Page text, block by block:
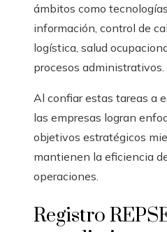
ámbitos como
información, control de
logística, salud
procesos administrativos.
Al confiar estas tareas a
las empresas logran
objetivos estratégicos
mantienen la eficiencia
operaciones.
Registro